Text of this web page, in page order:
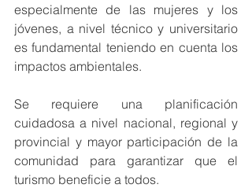
especialmente de las mujeres y los
jóvenes, a nivel técnico y universitario
es fundamental teniendo en cuenta los
impactos ambientales.
Se requiere una planificación
cuidadosa a nivel nacional, regional y
provincial y mayor participación de la
comunidad para garantizar que el
turismo beneficie a todos.